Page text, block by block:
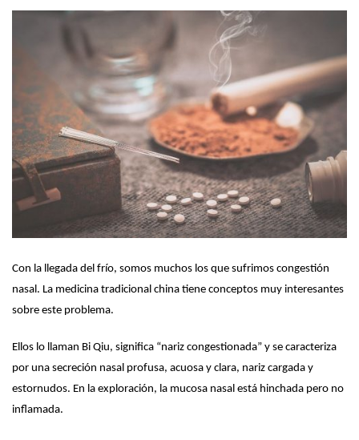
Con la llegada del frío, somos muchos los que sufrimos congestión
nasal. La medicina tradicional china tiene conceptos muy interesantes
sobre este problema.
Ellos lo llaman Bi Qiu, significa “nariz congestionada” y se caracteriza
por una secreción nasal profusa, acuosa y clara, nariz cargada y
estornudos. En la exploración, la mucosa nasal está hinchada pero no
inflamada.